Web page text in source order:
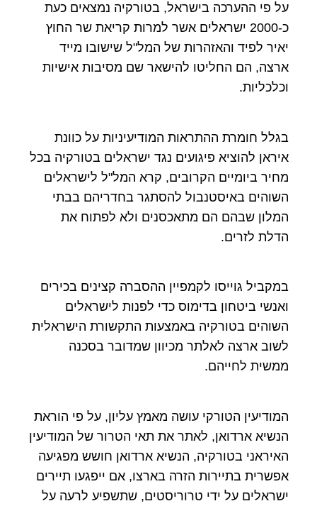
על פי ההערכה בישראל, בטורקיה נמצאים כעת
כ-2000 ישראלים אשר למרות קריאת שר החוץ
יאיר לפיד והאזהרות של המל"ל שישובו מייד
ארצה, הם החליטו להישאר שם מסיבות אישיות
וכלכליות.
בגלל חומרת ההתראות המודיעיניות על כוונת
איראן להוציא פיגועים נגד ישראלים בטורקיה בכל
מחיר ביומיים הקרובים, קרא המל"ל לישראלים
השוהים באיסטנבול להסתגר בחדריהם בבתי
המלון שבהם הם מתאכסנים ולא לפתוח את
הדלת לזרים.
במקביל גוייסו לקמפיין ההסברה קצינים בכירים
ואנשי ביטחון בדימוס כדי לפנות לישראלים
השוהים בטורקיה באמצעות התקשורת הישראלית
לשוב ארצה לאלתר מכיוון שמדובר בסכנה
ממשית לחייהם.
המודיעין הטורקי עושה מאמץ עליון, על פי הוראת
הנשיא ארדואן, לאתר את תאי הטרור של המודיעין
האיראני בטורקיה, הנשיא ארדואן חושש מפגיעה
אפשרית בתיירות הזרה בארצו, אם ייפגעו תיירים
ישראלים על ידי טרוריסטים, שתשפיע לרעה על